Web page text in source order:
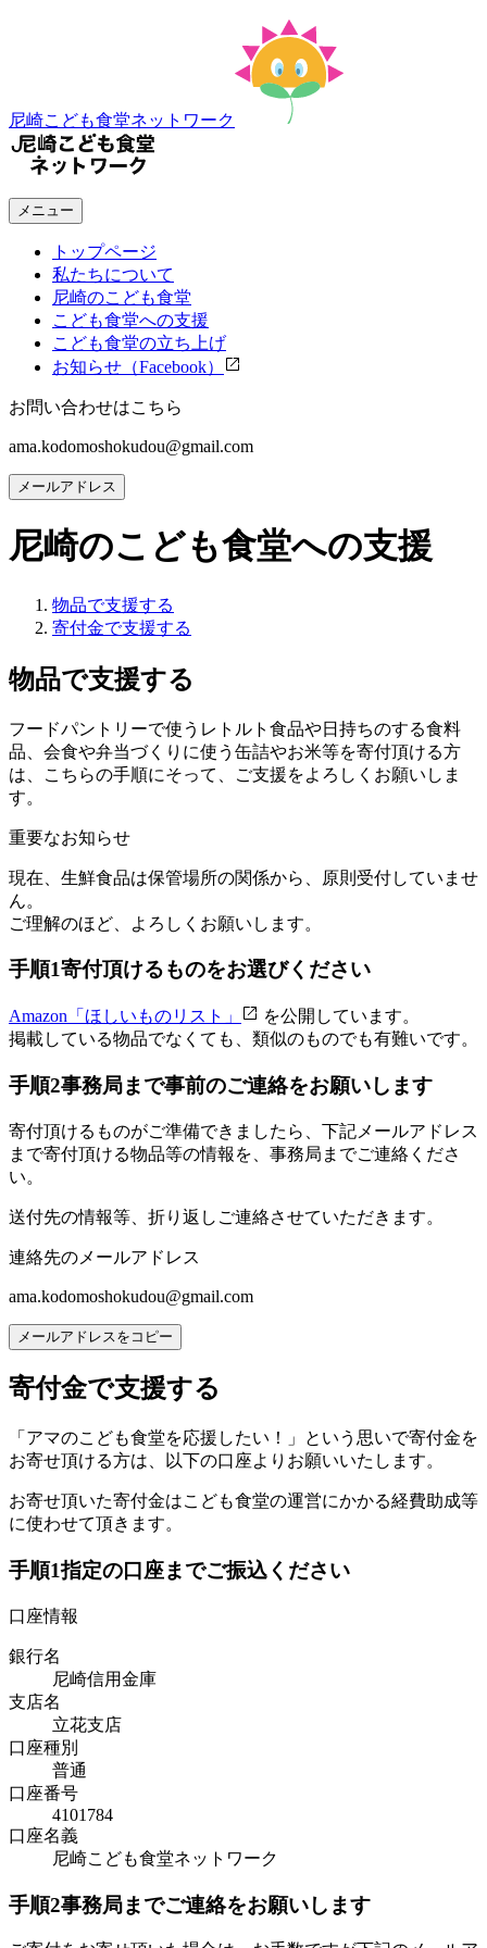
尼崎こども食堂ネットワーク
メニュー
トップページ
私たちについて
尼崎のこども食堂
こども食堂への支援
こども食堂の立ち上げ
お知らせ（Facebook）
お問い合わせはこちら
ama.kodomoshokudou@gmail.com
メールアドレス
尼崎のこども食堂への支援
物品で支援する
寄付金で支援する
物品で支援する
フードパントリーで使うレトルト食品や日持ちのする食料
品、会食や弁当づくりに使う缶詰やお米等を寄付頂ける方
は、こちらの手順にそって、ご支援をよろしくお願いしま
す。
重要なお知らせ
現在、生鮮食品は保管場所の関係から、原則受付していませ
ん。
ご理解のほど、よろしくお願いします。
手順1寄付頂けるものをお選びください
Amazon「ほしいものリスト」
を公開しています。
掲載している物品でなくても、類似のものでも有難いです。
手順2事務局まで事前のご連絡をお願いします
寄付頂けるものがご準備できましたら、下記メールアドレス
まで寄付頂ける物品等の情報を、事務局までご連絡くださ
い。
送付先の情報等、折り返しご連絡させていただきます。
連絡先のメールアドレス
ama.kodomoshokudou@gmail.com
メールアドレスをコピー
寄付金で支援する
「アマのこども食堂を応援したい！」という思いで寄付金を
お寄せ頂ける方は、以下の口座よりお願いいたします。
お寄せ頂いた寄付金はこども食堂の運営にかかる経費助成等
に使わせて頂きます。
手順1指定の口座までご振込ください
口座情報
銀行名
尼崎信用金庫
支店名
立花支店
口座種別
普通
口座番号
4101784
口座名義
尼崎こども食堂ネットワーク
手順2事務局までご連絡をお願いします